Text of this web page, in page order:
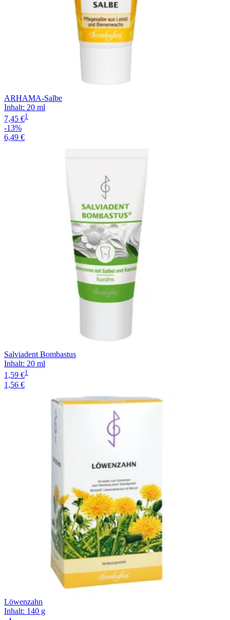
ARHAMA-Salbe
Inhalt: 20 ml
7,45 €1
-13%
6,49 €
Salviadent Bombastus
Inhalt: 20 ml
1,59 €1
1,56 €
Löwenzahn
Inhalt: 140 g